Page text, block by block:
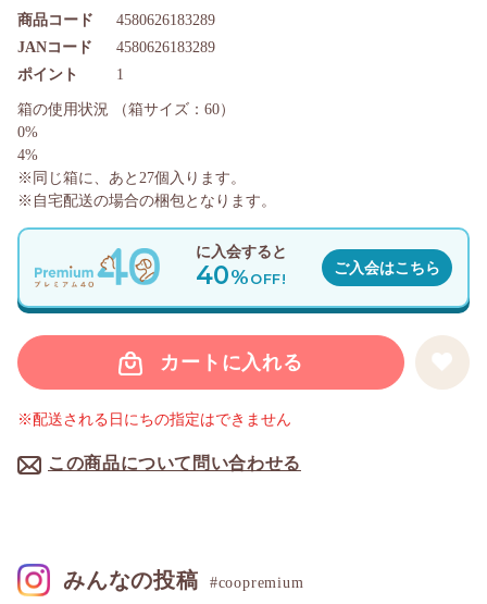
商品コード 4580626183289
ポイント 1
JANコード 4580626183289
カートに入れる
この商品について問い合わせる
※配送される日にちの指定はできません
に入会すると
40%OFF!
ご入会はこちら
箱の使用状況
（箱サイズ：60）
0%
4%
※同じ箱に、あと 27個入ります。
※自宅配送の場合の梱包となります。
みんなの投稿 #coopremium